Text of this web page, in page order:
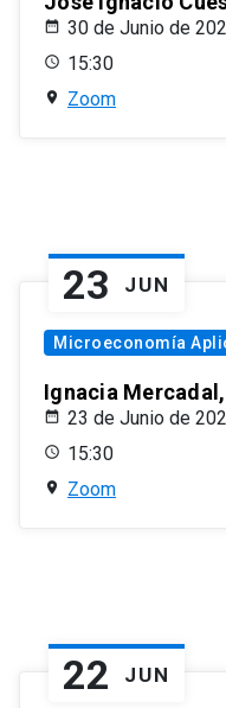
30 de Junio de
15:30
Zoom
23 JUN
Microeconomía
Ignacia
23 de Junio de
15:30
Zoom
22 JUN